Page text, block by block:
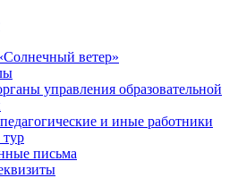
ветер»
управления образовательной
и иные работники
письма